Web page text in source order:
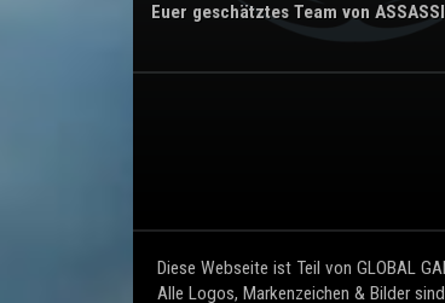
Euer geschätztes Team von
Diese Webseite ist Teil von GLOBAL
Alle Logos, Markenzeichen & Bilder